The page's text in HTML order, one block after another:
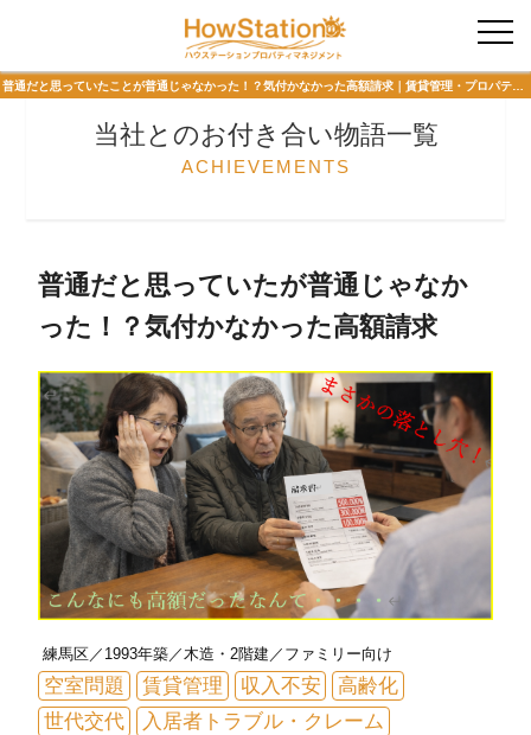
入居者様専用
当社とのお付き合い物語一覧
ACHIEVEMENTS
練馬区／1993年築／木造・2階建／ファミリー向け
空室問題 賃貸管理 収入不安
高齢化
世代交代
入居者トラブル・クレーム
普通だと思っていたが普通じゃなか
った！？気付かなかった高額請求